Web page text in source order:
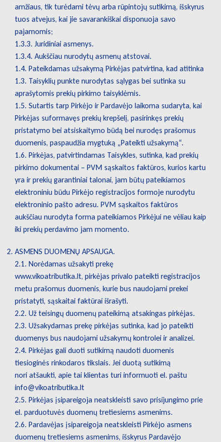
amžiaus, tik turėdami tėvų arba rūpintojų sutikimą, išskyrus
tuos atvejus, kai jie savarankiškai disponuoja savo
pajamomis;
1.3.3. Juridiniai asmenys.
1.3.4. Aukščiau nurodytų asmenų atstovai.
1.4. Pateikdamas užsakymą Pirkėjas patvirtina, kad atitinka
1.3. Taisyklių punkte nurodytas sąlygas bei sutinka su
aprašytomis prekių pirkimo taisyklėmis.
1.5. Sutartis tarp Pirkėjo ir Pardavėjo laikoma sudaryta, kai
Pirkėjas suformavęs prekių krepšelį, pasirinkęs prekių
pristatymo bei atsiskaitymo būdą bei nurodęs prašomus
duomenis, paspaudžia mygtuką „Pateikti užsakymą“.
1.6. Pirkėjas, patvirtindamas Taisykles, sutinka, kad prekių
pirkimo dokumentai – PVM sąskaitos faktūros, kurios kartu
yra ir prekių garantiniai talonai, jam būtų pateikiamos
elektroniniu būdu Pirkėjo registracijos formoje nurodytu
elektroninio pašto adresu. PVM sąskaitos faktūros
aukščiau nurodyta forma pateikiamos Pirkėjui ne vėliau kaip
iki prekių perdavimo jam momento.
ASMENS DUOMENŲ APSAUGA.
2.1. Norėdamas užsakyti prekę
www.vikoatributika.lt, pirkėjas privalo pateikti registracijos
metu prašomus duomenis, kurie bus naudojami prekei
pristatyti, sąskaitai faktūrai išrašyti.
2.2. Už teisingų duomenų pateikimą atsakingas pirkėjas.
2.3. Užsakydamas prekę pirkėjas sutinka, kad jo pateikti
duomenys bus naudojami užsakymų kontrolei ir analizei.
2.4. Pirkėjas gali duoti sutikimą naudoti duomenis
tiesioginės rinkodaros tikslais. Jei duotą sutikimą
nori atšaukti, apie tai klientas turi informuoti el. paštu
info@vikoatributika.lt
2.5. Pirkėjas įsipareigoja neatskleisti savo prisijungimo prie
el. parduotuvės duomenų tretiesiems asmenims.
2.6. Pardavėjas įsipareigoja neatskleisti Pirkėjo asmens
duomenų tretiesiems asmenims, išskyrus Pardavėjo